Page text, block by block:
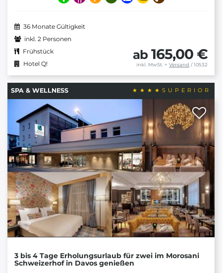
36 Monate Gültigkeit
inkl. 2 Personen
Frühstück
Hotel Q!
ab 165,00 €
inkl. MwSt. + Versand / 10532
SPA & WELLNESS
3 bis 4 Tage Erholungsurlaub für zwei im Morosani
Schweizerhof in Davos genießen